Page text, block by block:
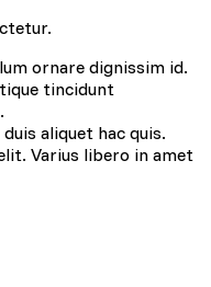
ornare dignissim id.
tincidunt
aliquet hac quis.
Varius libero in amet